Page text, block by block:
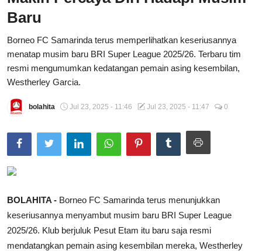
Total Sports
Contact
Pedoman Media Siber
Baru
Borneo FC Samarinda terus memperlihatkan keseriusannya
menatap musim baru BRI Super League 2025/26. Terbaru tim
resmi mengumumkan kedatangan pemain asing kesembilan,
Westherley Garcia.
bolahita Jul 23, 2025 - 11:46 Jul 23, 2025 - 11:47 0
BOLAHITA - Borneo FC Samarinda terus menunjukkan
keseriusannya menyambut musim baru BRI Super League
2025/26. Klub berjuluk Pesut Etam itu baru saja resmi
mendatangkan pemain asing kesembilan mereka, Westherley